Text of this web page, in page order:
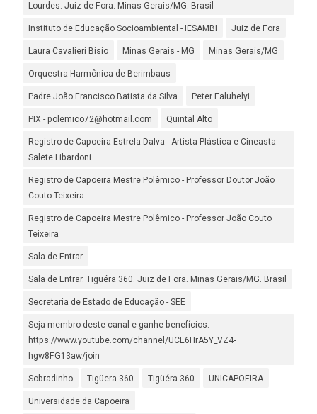
Lourdes. Juiz de Fora. Minas Gerais/MG. Brasil
Instituto de Educação Socioambiental - IESAMBI Juiz de Fora
Laura Cavalieri Bisio Minas Gerais - MG Minas Gerais/MG
Orquestra Harmônica de Berimbaus
Padre João Francisco Batista da Silva Peter Faluhelyi
PIX - polemico72@hotmail.com Quintal Alto
Registro de Capoeira Estrela Dalva - Artista Plástica e Cineasta
Salete Libardoni
Registro de Capoeira Mestre Polêmico - Professor Doutor João
Couto Teixeira
Registro de Capoeira Mestre Polêmico - Professor João Couto
Teixeira
Sala de Entrar
Sala de Entrar. Tigüéra 360. Juiz de Fora. Minas Gerais/MG. Brasil
Secretaria de Estado de Educação - SEE
Seja membro deste canal e ganhe benefícios:
https://www.youtube.com/channel/UCE6HrA5Y_VZ4-
hgw8FG13aw/join
Sobradinho Tigüera 360 Tigüéra 360 UNICAPOEIRA
Universidade da Capoeira